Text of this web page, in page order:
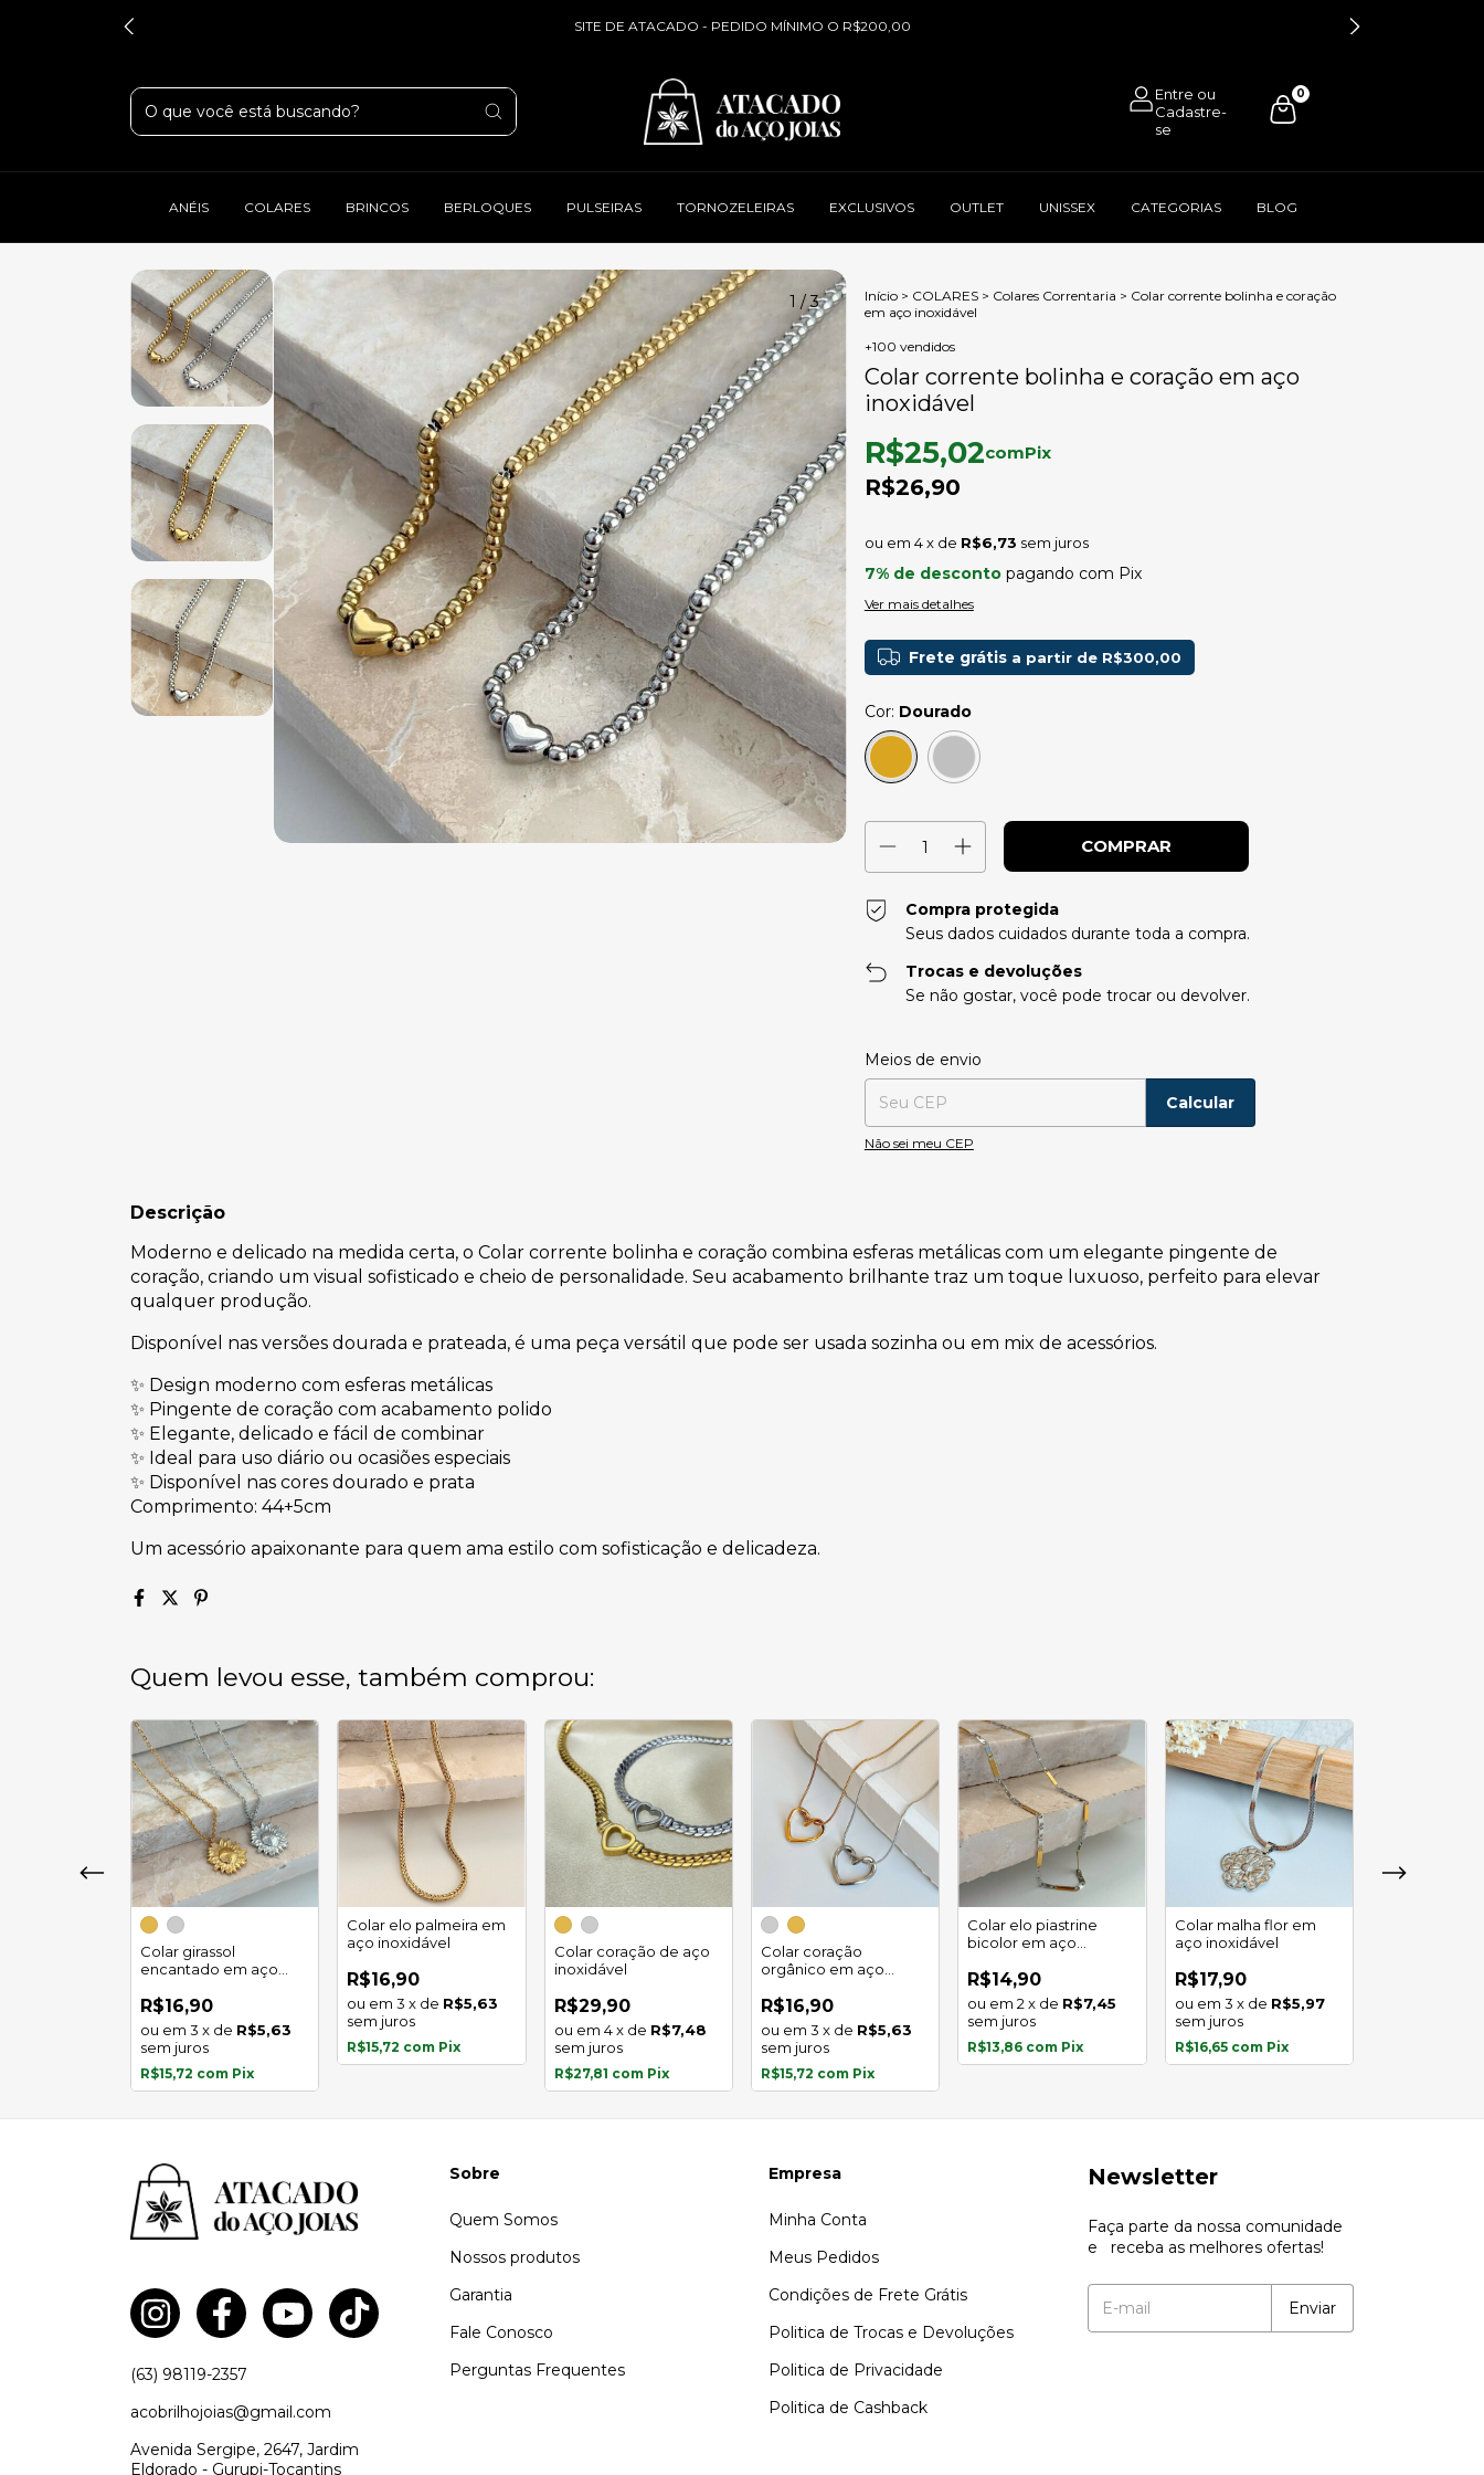
SITE DE ATACADO - PEDIDO MÍNIMO O R$200,00
0
ANÉIS COLARES BRINCOS BERLOQUES PULSEIRAS TORNOZELEIRAS EXCLUSIVOS OUTLET UNISSEX CATEGORIAS BLOG
1 /3 Início > COLARES > Colares Correntaria > Colar corrente bolinha e coração
em aço inoxidável
+100 vendidos
Colar corrente bolinha e coração em aço
inoxidável
R$26,90
R$25,02comPix
4 x de R$6,73 sem juros
7% de descontopagando com Pix
Ver mais detalhes
Frete grátis a partir de R$300,00
Cor: Dourado
Compra protegida
Seus dados cuidados durante toda a compra.
Trocas e devoluções
Se não gostar, você pode trocar ou devolver.
Entregas para o CEP:
Meios de envio
Calcular
Não sei meu CEP
Descrição
Moderno e delicado na medida certa, o Colar corrente bolinha e coração combina esferas metálicas com um elegante pingente de
coração, criando um visual sofisticado e cheio de personalidade. Seu acabamento brilhante traz um toque luxuoso, perfeito para elevar
qualquer produção.
Disponível nas versões dourada e prateada, é uma peça versátil que pode ser usada sozinha ou em mix de acessórios.
✨ Design moderno com esferas metálicas
✨ Pingente de coração com acabamento polido
✨ Elegante, delicado e fácil de combinar
✨ Ideal para uso diário ou ocasiões especiais
✨ Disponível nas cores dourado e prata
Comprimento: 44+5cm
Um acessório apaixonante para quem ama estilo com sofisticação e delicadeza.
Quem levou esse, também comprou:
Colar girassol
encantado em aço
R$16,90
3 x de R$5,63
sem juros
R$15,72 com Pix
Colar elo palmeira em
aço inoxidável
R$16,90
3 x de R$5,63
sem juros
R$15,72 com Pix
Colar coração de aço
inoxidável
R$29,90
4 x de R$7,48
sem juros
R$27,81 com Pix
Colar coração
orgânico em aço
R$16,90
3 x de R$5,63
sem juros
R$15,72 com Pix
Colar elo piastrine
bicolor em aço
R$14,90
2 x de R$7,45
sem juros
R$13,86 com Pix
Colar malha flor em
aço inoxidável
R$17,90
3 x de R$5,97
sem juros
R$16,65 com Pix
(63) 98119-2357
acobrilhojoias@gmail.com
Avenida Sergipe, 2647, Jardim
Eldorado - Gurupi-Tocantins
Sobre
Quem Somos
Nossos produtos
Garantia
Fale Conosco
Perguntas Frequentes
Empresa
Minha Conta
Meus Pedidos
Condições de Frete Grátis
Politica de Trocas e Devoluções
Politica de Privacidade
Politica de Cashback
Newsletter
Faça parte da nossa comunidade
e receba as melhores ofertas!